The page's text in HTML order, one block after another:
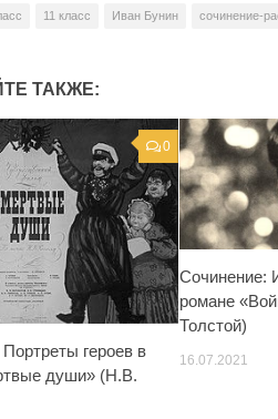
11 класс Иван Бунин сочинение-
ТАКЖЕ:
0
героев в
души» (Н.В.
Сочинение:
романе
Толстой)
16.07.2021